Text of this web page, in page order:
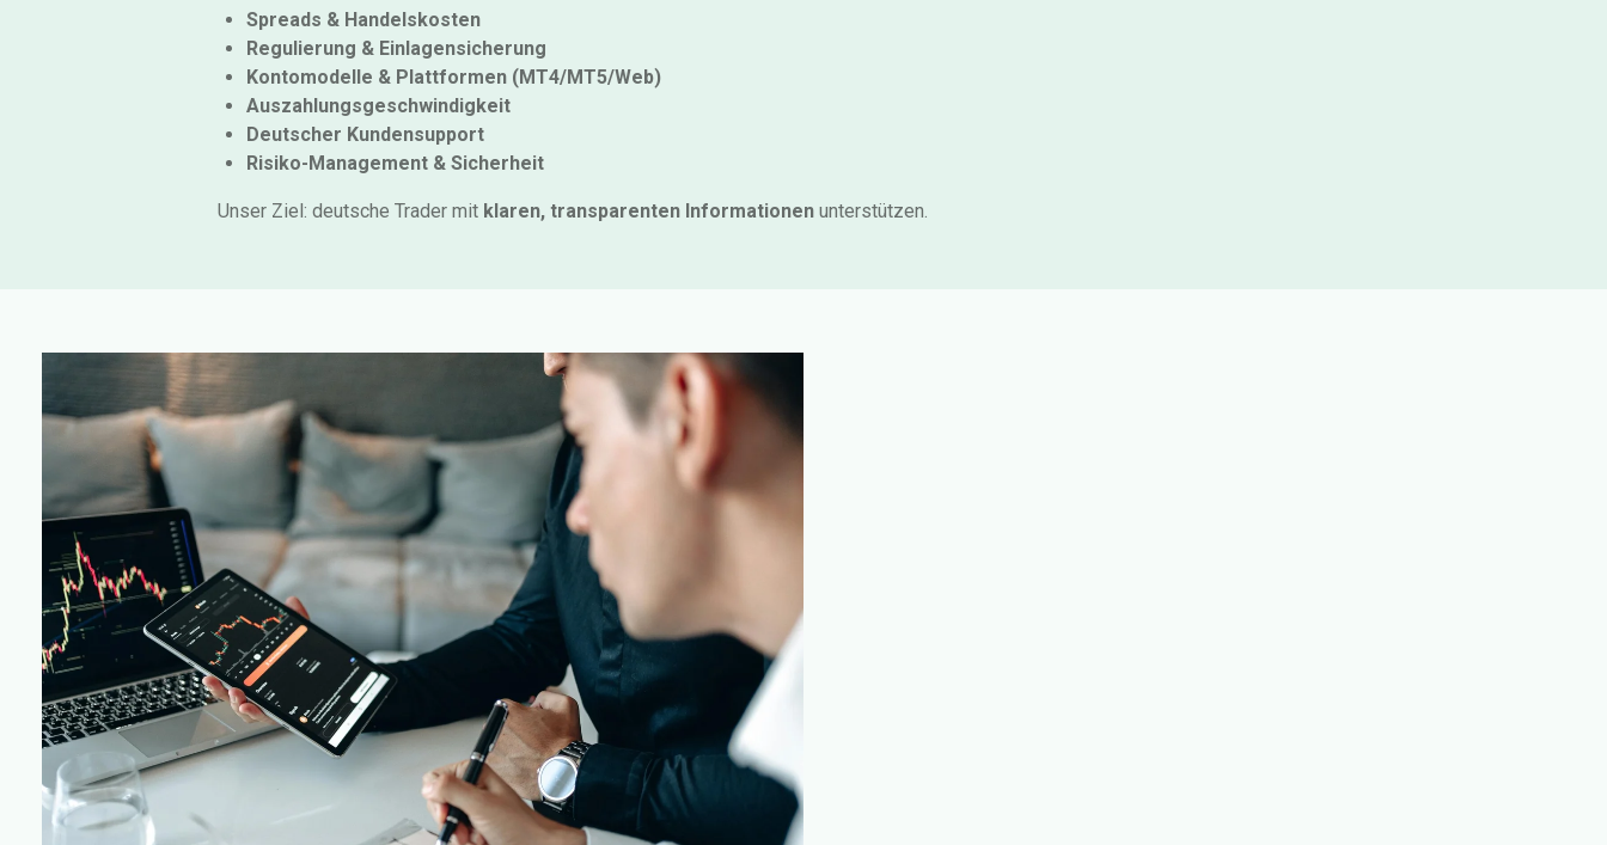
Spreads & Handelskosten
Regulierung & Einlagensicherung
Kontomodelle & Plattformen (MT4/MT5/Web)
Auszahlungs­geschwindigkeit
Deutscher Kundensupport
Risiko-Management & Sicherheit
Unser Ziel: deutsche Trader mit klaren, transparenten Informationen unterstützen.